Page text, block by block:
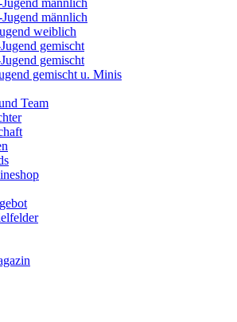
männlich
männlich
weiblich
gemischt
gemischt
gemischt u. Minis
Team